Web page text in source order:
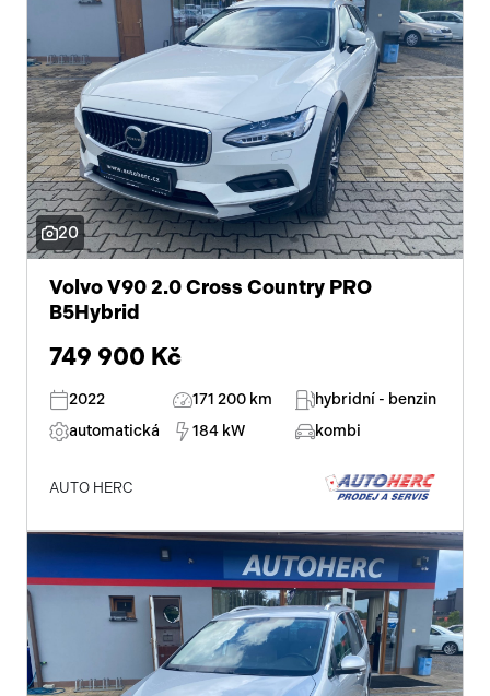
20
Volvo V90 2.0 Cross Country PRO
B5Hybrid
749 900 Kč
2022 171 200 km
hybridní - benzin
automatická
184 kW kombi
AUTO HERC